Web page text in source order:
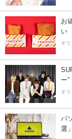
お
い
オ
ー”
オ
パ
選」